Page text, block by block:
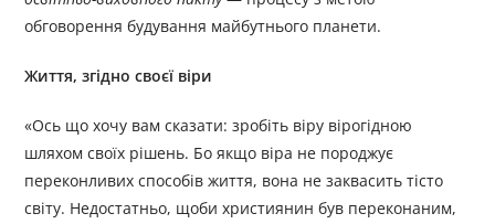
обговорення будування майбутнього планети.
Життя, згідно своєї віри
«Ось що хочу вам сказати: зробіть віру вірогідною
шляхом своїх рішень. Бо якщо віра не породжує
переконливих способів життя, вона не заквасить тісто
світу. Недостатньо, щоби християнин був переконаним,